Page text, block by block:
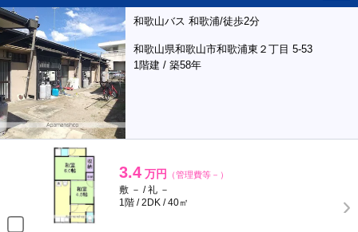
和歌山バス 和歌浦/徒歩2分
和歌山県和歌山市和歌浦東２丁目 5-53
1階建 / 築58年
3.4 万円 （管理費等－）
敷 － / 礼 －
1階 / 2DK / 40㎡